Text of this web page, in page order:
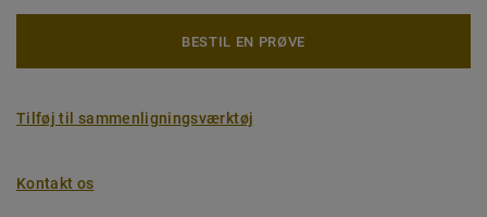
BESTIL EN PRØVE
Tilføj til sammenligningsværktøj
Kontakt os